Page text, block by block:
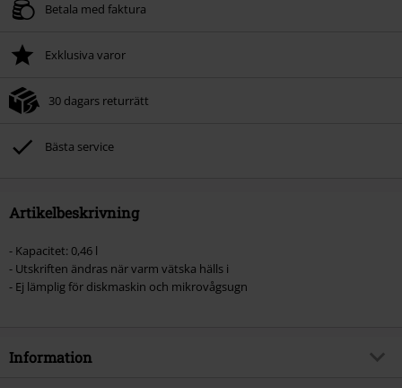
Betala med faktura
Exklusiva varor
30 dagars returrätt
Bästa service
Artikelbeskrivning
- Kapacitet: 0,46 l
- Utskriften ändras när varm vätska hälls i
- Ej lämplig för diskmaskin och mikrovågsugn
Information